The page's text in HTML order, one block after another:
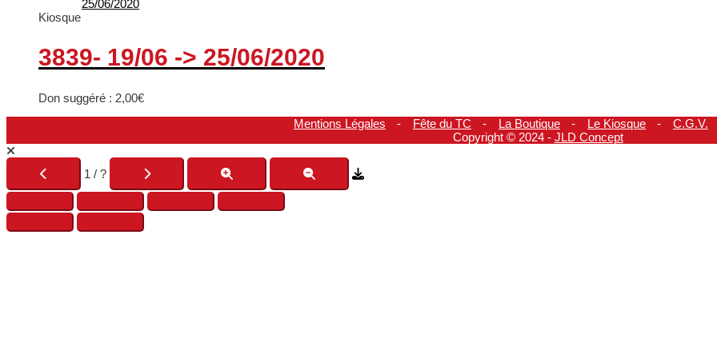
Kiosque
3839- 19/06 -> 25/06/2020
Don suggéré : 2,00€
Mentions Légales
Fête du TC La Boutique Le Kiosque C.G.V.
Copyright © 2024 - JLD Concept
1 / ?